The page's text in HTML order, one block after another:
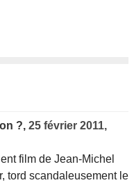
?, 25 février 2011,
film de Jean-Michel
tord scandaleusement le